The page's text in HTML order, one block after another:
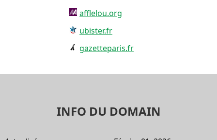
afflelou.org
ubister.fr
gazetteparis.fr
INFO DU DOMAIN